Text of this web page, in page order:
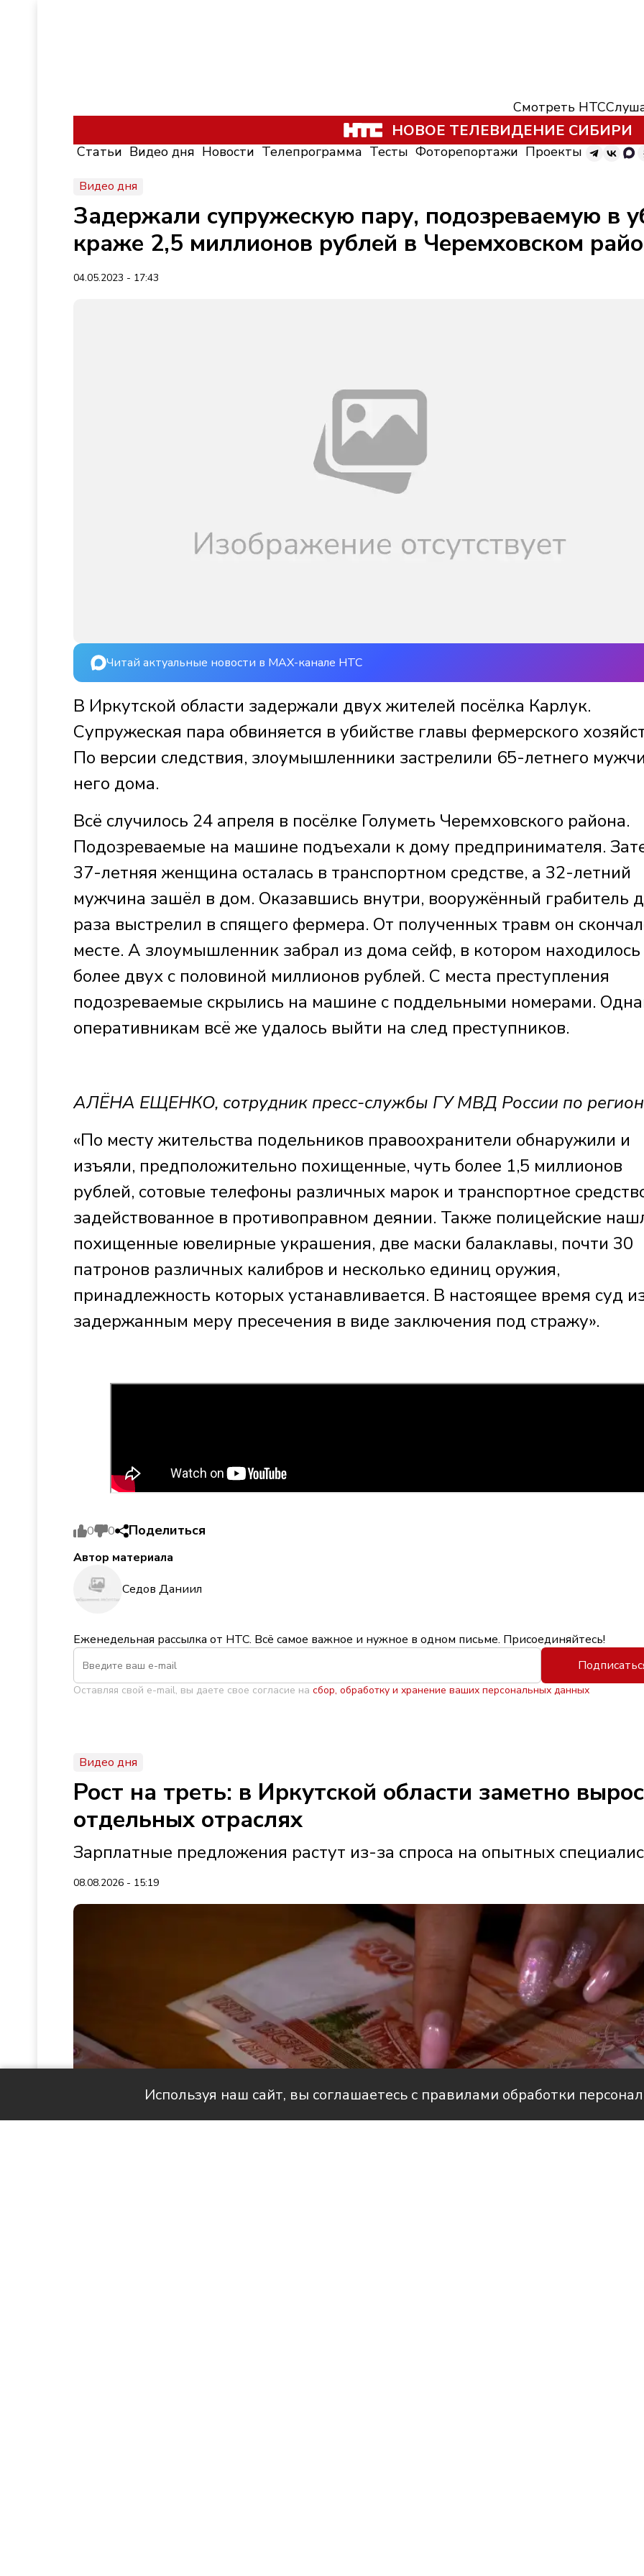
Смотреть НТС
НОВОЕ ТЕЛЕВИДЕНИЕ СИБИРИ
Статьи Видео дня Новости Телепрограмма Тесты Фоторепортажи Проекты
Видео дня
Задержали супружескую пару, подозреваемую в
краже 2,5 миллионов рублей в Черемховском
04.05.2023 - 17:43
Читай актуальные новости в MAX-канале НТС
В Иркутской области задержали двух жителей посёлка Карлук.
Супружеская пара обвиняется в убийстве главы фермерского
По версии следствия, злоумышленники застрелили 65-летнего
него дома.
Всё случилось 24 апреля в посёлке Голуметь Черемховского района.
Подозреваемые на машине подъехали к дому предпринимателя.
37-летняя женщина осталась в транспортном средстве, а 32-летний
мужчина зашёл в дом. Оказавшись внутри, вооружённый грабитель
раза выстрелил в спящего фермера. От полученных травм он
месте. А злоумышленник забрал из дома сейф, в котором находилось
более двух с половиной миллионов рублей. С места преступления
подозреваемые скрылись на машине с поддельными номерами.
оперативникам всё же удалось выйти на след преступников.
АЛЁНА ЕЩЕНКО, сотрудник пресс-службы ГУ МВД России по
«По месту жительства подельников правоохранители обнаружили и
изъяли, предположительно похищенные, чуть более 1,5 миллионов
рублей, сотовые телефоны различных марок и транспортное
задействованное в противоправном деянии. Также полицейские
похищенные ювелирные украшения, две маски балаклавы, почти 30
патронов различных калибров и несколько единиц оружия,
принадлежность которых устанавливается. В настоящее время суд
задержанным меру пресечения в виде заключения под стражу».
0 0 Поделиться
Автор материала
Седов Даниил
Еженедельная рассылка от НТС. Всё самое важное и нужное в одном письме. Присоединяйтесь!
Оставляя свой e-mail, вы даете свое согласие на сбор, обработку и хранение ваших персональных данных
Видео дня
Рост на треть: в Иркутской области заметно
отдельных отраслях
Зарплатные предложения растут из-за спроса на опытных
08.08.2026 - 15:19
Используя наш сайт, вы соглашаетесь с правилами обработки